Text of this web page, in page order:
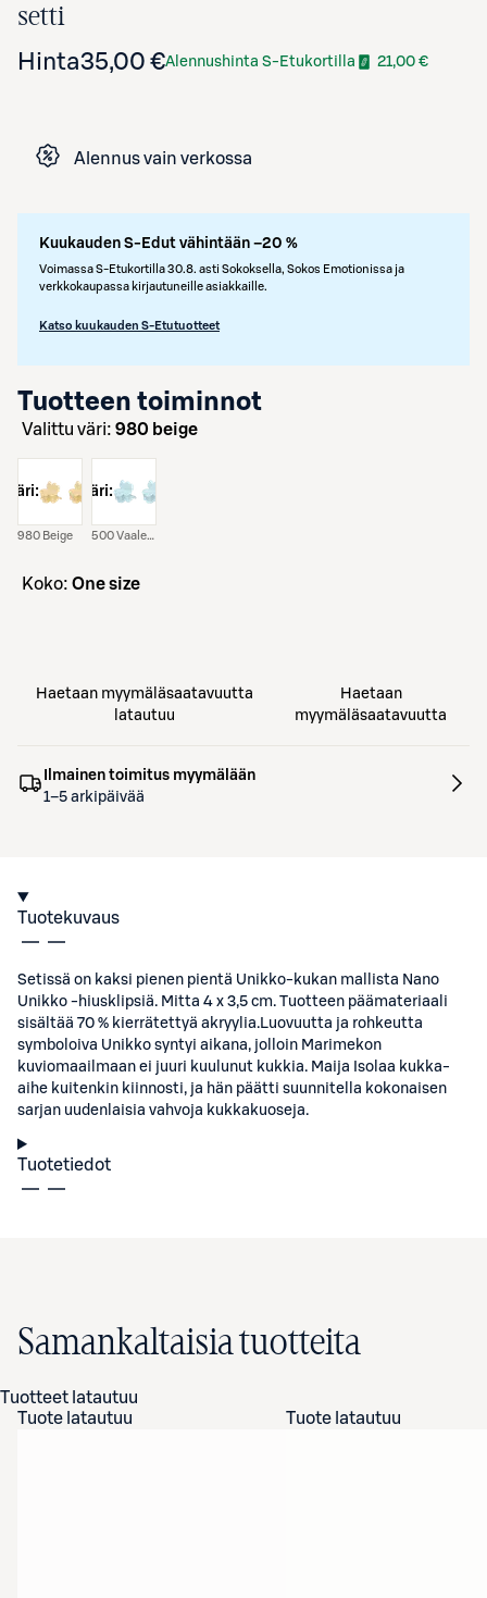
setti
Hinta35,00 €Alennushinta S-Etukortilla 21,00 €
Alennus vain verkossa
Kuukauden S-Edut vähintään –20 %
Voimassa S-Etukortilla 30.8. asti Sokoksella, Sokos Emotionissa ja
verkkokaupassa kirjautuneille asiakkaille.
Katso kuukauden S-Etutuotteet
Tuotteen toiminnot
Valittu väri: 980 beige
väri:
980 Beige
väri:
500 Vaaleansininen
koko: One size
Haetaan myymäläsaatavuutta
latautuu
Haetaan
myymäläsaatavuutta
Ilmainen toimitus myymälään
1–5 arkipäivää
Tuotekuvaus
Setissä on kaksi pienen pientä Unikko-kukan mallista Nano
Unikko -hiusklipsiä. Mitta 4 x 3,5 cm. Tuotteen päämateriaali
sisältää 70 % kierrätettyä akryylia.Luovuutta ja rohkeutta
symboloiva Unikko syntyi aikana, jolloin Marimekon
kuviomaailmaan ei juuri kuulunut kukkia. Maija Isolaa kukka-
aihe kuitenkin kiinnosti, ja hän päätti suunnitella kokonaisen
sarjan uudenlaisia vahvoja kukkakuoseja.
Tuotetiedot
Samankaltaisia tuotteita
Tuotteet latautuu
Tuote latautuu
Tuote latautuu